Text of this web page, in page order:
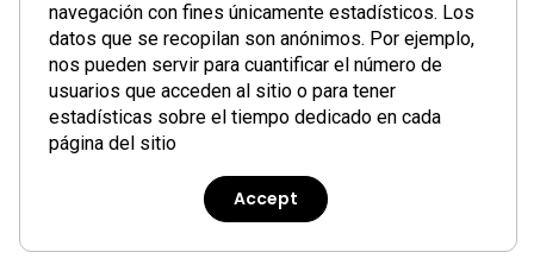
navegación con fines únicamente estadísticos. Los
datos que se recopilan son anónimos. Por ejemplo,
nos pueden servir para cuantificar el número de
usuarios que acceden al sitio o para tener
estadísticas sobre el tiempo dedicado en cada
página del sitio
Accept